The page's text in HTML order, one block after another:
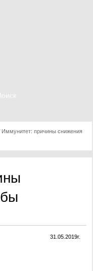
Иммунитет: причины снижения
31.05.2019г.